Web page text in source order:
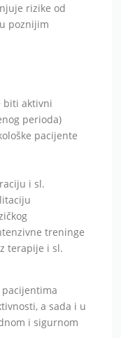
rizike od
poznijim
biti aktivni
perioda)
pacijente
i sl.
treninge
terapije i sl.
a sada i u
i sigurnom